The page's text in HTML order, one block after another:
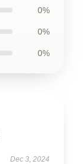
0%
0%
0%
Dec 3, 2024